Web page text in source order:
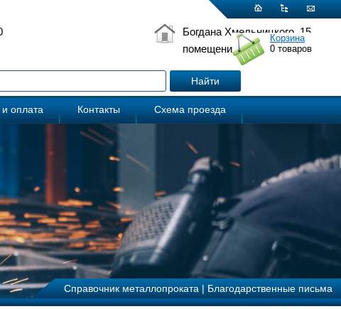
Богдана Хмельницкого, 15
помещение 5
и оплата Контакты Схема проезда
Справочник металлопроката|Благодарственные письма
Корзина
0 товаров